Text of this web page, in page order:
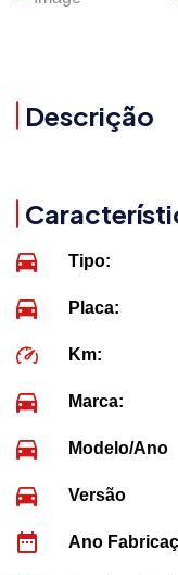
Descrição
Tipo:
Placa:
Km:
Marca:
Modelo/Ano
Versão
Ano